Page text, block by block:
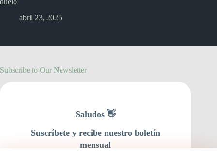
duelo
abril 23, 2025
Subscribe to Our Newsletter
Saludos 👋
Suscríbete y recibe nuestro boletín
mensual